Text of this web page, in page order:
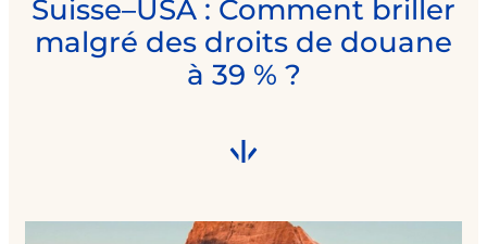
Suisse–USA : Comment briller
malgré des droits de douane
à 39 % ?